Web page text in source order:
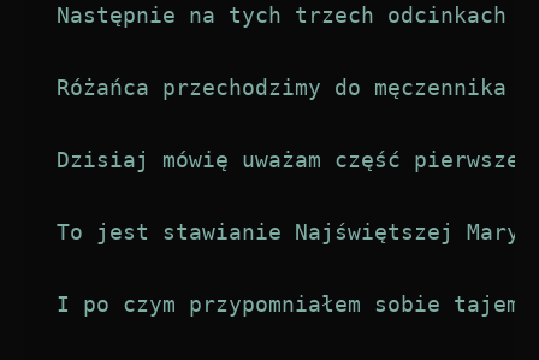
Następnie na tych trzech odcinkach
Różańca przechodzimy do
Dzisiaj mówię uważam część
To jest stawianie Najświętszej Maryi
I po czym przypomniałem sobie